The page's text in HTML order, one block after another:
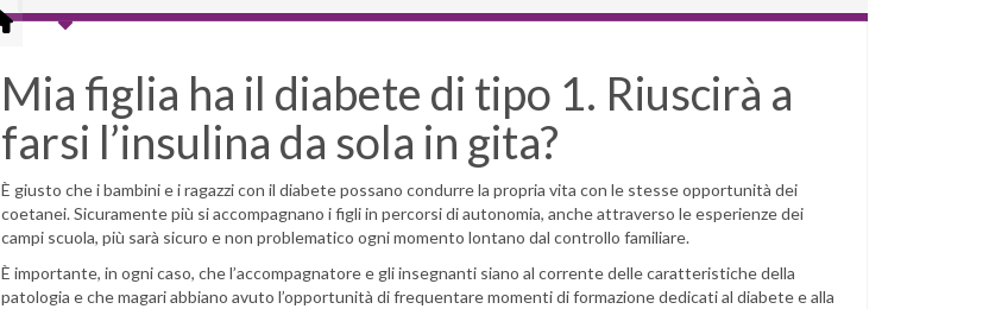
Mia figlia ha il diabete di tipo 1. Riuscirà a
farsi l’insulina da sola in gita?
È giusto che i bambini e i ragazzi con il diabete possano condurre la propria vita con le stesse opportunità dei
coetanei. Sicuramente più si accompagnano i figli in percorsi di autonomia, anche attraverso le esperienze dei
campi scuola, più sarà sicuro e non problematico ogni momento lontano dal controllo familiare.
È importante, in ogni caso, che l’accompagnatore e gli insegnanti siano al corrente delle caratteristiche della
patologia e che magari abbiano avuto l’opportunità di frequentare momenti di formazione dedicati al diabete e alla